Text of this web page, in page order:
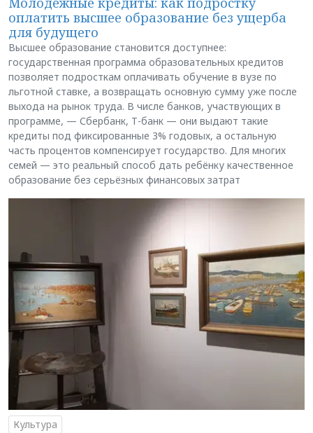
оплатить высшее образование без ущерба
для будущего
Высшее образование становится доступнее:
государственная программа образовательных кредитов
позволяет подросткам оплачивать обучение в вузе по
льготной ставке, а возвращать основную сумму уже после
выхода на рынок труда. В числе банков, участвующих в
программе, — Сбербанк, Т-банк — они выдают такие
кредиты под фиксированные 3% годовых, а остальную
часть процентов компенсирует государство. Для многих
семей — это реальный способ дать ребёнку качественное
образование без серьёзных финансовых затрат
Культура